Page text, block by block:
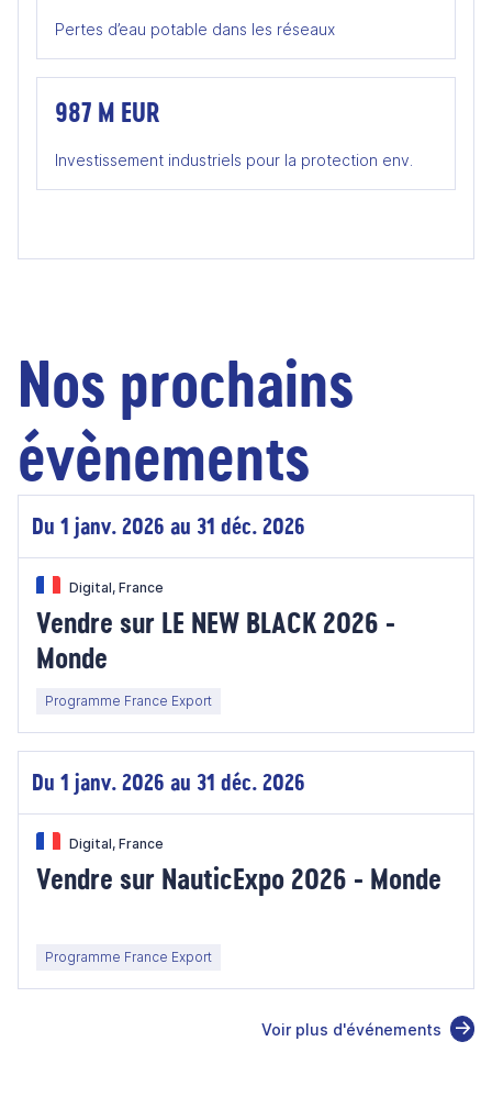
Pertes d’eau potable dans les réseaux
987 M EUR
Investissement industriels pour la protection env.
Nos prochains
évènements
Du 1 janv. 2026 au 31 déc. 2026
Digital, France
Vendre sur LE NEW BLACK 2026 -
Monde
Programme France Export
Du 1 janv. 2026 au 31 déc. 2026
Digital, France
Vendre sur NauticExpo 2026 - Monde
Programme France Export
Voir plus d'événements